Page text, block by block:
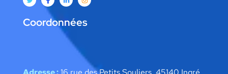
Coordonnées